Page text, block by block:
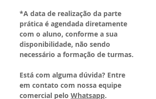
*A data de realização da parte
prática é agendada diretamente
com o aluno, conforme a sua
disponibilidade, não sendo
necessário a formação de turmas.
Está com alguma dúvida? Entre
em contato com nossa equipe
comercial pelo Whatsapp.